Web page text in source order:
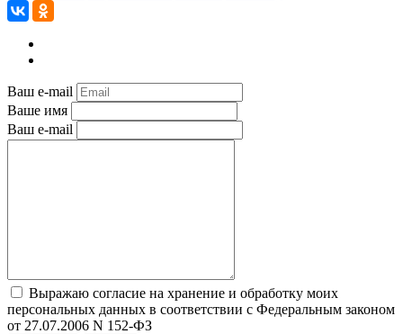
Ваш e-mail
Ваше имя
Ваш e-mail
Выражаю согласие на хранение и обработку моих
персональных данных в соответствии с Федеральным законом
от 27.07.2006 N 152-ФЗ